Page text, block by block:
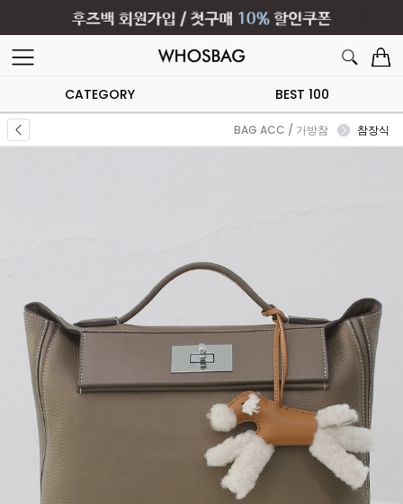
CATEGORY BEST 100
BAG ACC / 가방참 참장식